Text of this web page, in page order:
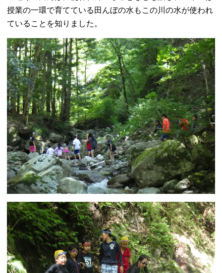
授業の一環で育てている田んぼの水もこの川の水が使われ
ていることを知りました。